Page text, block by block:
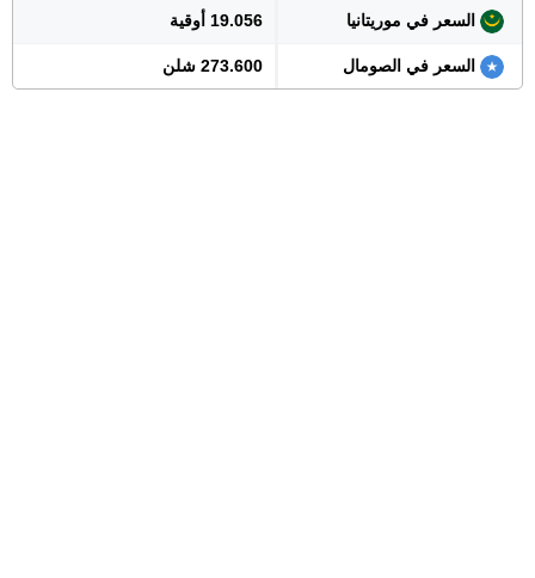
السعر في موريتانيا 19.056 أوقية
السعر في الصومال 273.600 شلن